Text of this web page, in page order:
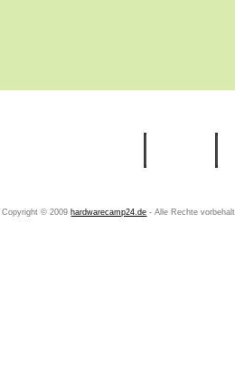
Copyright © 2009 hardwarecamp24.de - Alle Rechte